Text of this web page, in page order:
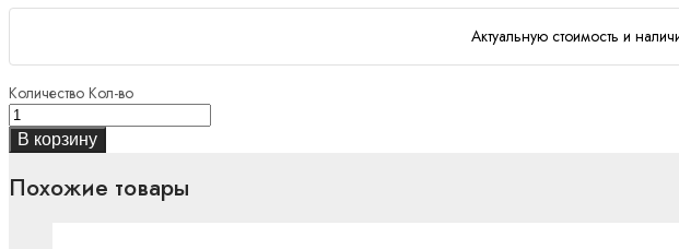
Актуальную стоимость и
Количество Кол-во
В корзину
Похожие товары